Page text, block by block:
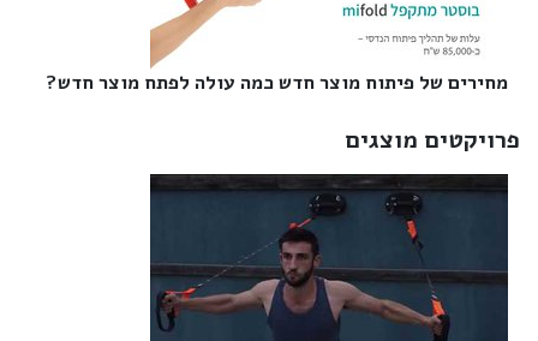
מחירים של פיתוח מוצר חדש כמה עולה לפתח מוצר חדש?‎
פרויקטים מוצגים